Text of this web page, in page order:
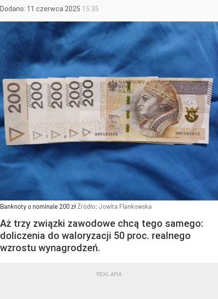
Dodano: 11 czerwca 2025 15:35
Banknoty o nominale 200 złŹródło: Jowita Flankowska
Aż trzy związki zawodowe chcą tego samego:
doliczenia do waloryzacji 50 proc. realnego
wzrostu wynagrodzeń.